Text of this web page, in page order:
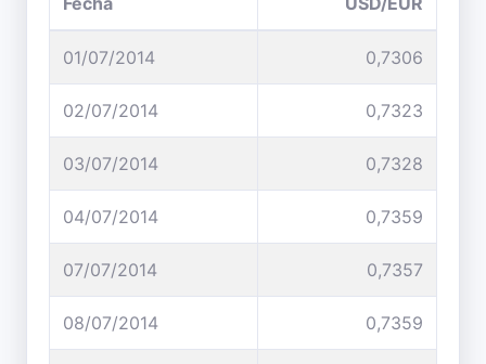
01/07/2014 0,7306
02/07/2014 0,7323
03/07/2014 0,7328
04/07/2014 0,7359
07/07/2014 0,7357
08/07/2014 0,7359